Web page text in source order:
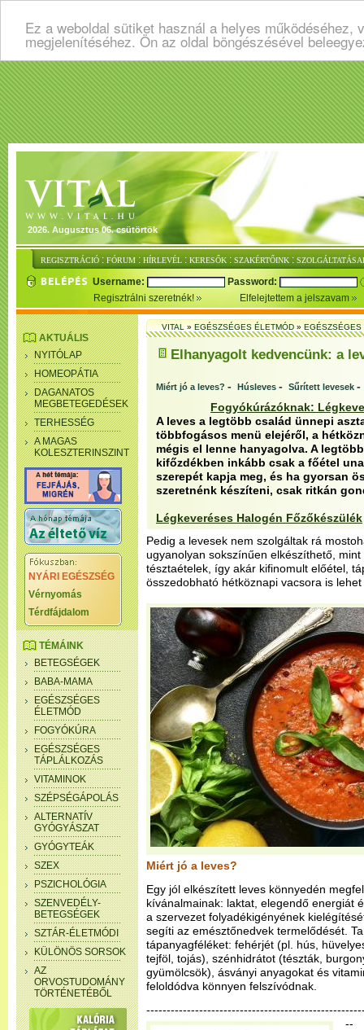
Ez a weboldal sütiket használ a helyes
megjelenítéséhez. Ön az oldal böngészésével
2026. Augusztus 06. csütörtök
REGISZTRÁCIÓ : FÓRUM : HÍRLEVÉL : KERESŐK : SZAKÉRTŐINK :
Username:
Password:
Regisztrálni szeretnék!
Elfelejtettem a jelszavam
AKTUÁLIS
NYITÓLAP
HOMEOPÁTIA
DAGANATOS
MEGBETEGEDÉSEK
TERHESSÉG
A MAGAS
KOLESZTERINSZINT
NYÁRI EGÉSZSÉG
Vérnyomás
Térdfájdalom
TÉMÁINK
BETEGSÉGEK
BABA-MAMA
EGÉSZSÉGES
ÉLETMÓD
FOGYÓKÚRA
EGÉSZSÉGES
TÁPLÁLKOZÁS
VITAMINOK
SZÉPSÉGÁPOLÁS
ALTERNATÍV
GYÓGYÁSZAT
GYÓGYTEÁK
SZEX
PSZICHOLÓGIA
SZENVEDÉLY-
BETEGSÉGEK
SZTÁR-ÉLETMÓDI
KÜLÖNÖS SORSOK
AZ
ORVOSTUDOMÁNY
TÖRTÉNETÉBŐL
VITAL»EGÉSZSÉGES ÉLETMÓD»
Elhanyagolt kedvencünk: a
Miért jó a leves? - Húsleves - Sűrített levesek -
Fogyókúrázóknak:
A leves a legtöbb család ünnepi
többfogásos menü elejéről, a
mégis el lenne hanyagolva. A
kifőzdékben inkább csak a főétel
szerepét kapja meg, és ha gyorsan
szeretnénk készíteni, csak ritkán
Légkeveréses Halogén Főzőkészülék
Pedig a levesek nem szolgáltak rá
ugyanolyan sokszínűen elkészíthető,
tésztaételek, így akár kifinomult előétel,
összedobható hétköznapi vacsora is
Miért jó a leves?
Egy jól elkészített leves könnyedén
kívánalmainak: laktat, elegendő energiát
a szervezet folyadékigényének
segíti az emésztőnedvek termelődését.
tápanyagféléket: fehérjét (pl. hús,
tejföl, tojás), szénhidrátot (tészták,
gyümölcsök), ásványi anyagokat és
feloldódva könnyen felszívódnak.
--